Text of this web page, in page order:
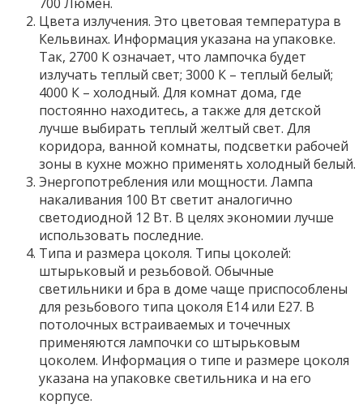
Цвета излучения. Это цветовая температура в
Кельвинах. Информация указана на упаковке.
Так, 2700 К означает, что лампочка будет
излучать теплый свет; 3000 К – теплый белый;
4000 К – холодный. Для комнат дома, где
постоянно находитесь, а также для детской
лучше выбирать теплый желтый свет. Для
коридора, ванной комнаты, подсветки рабочей
зоны в кухне можно применять холодный белый.
Энергопотребления или мощности. Лампа
накаливания 100 Вт светит аналогично
светодиодной 12 Вт. В целях экономии лучше
использовать последние.
Типа и размера цоколя. Типы цоколей:
штырьковый и резьбовой. Обычные
светильники и бра в доме чаще приспособлены
для резьбового типа цоколя Е14 или Е27. В
потолочных встраиваемых и точечных
применяются лампочки со штырьковым
цоколем. Информация о типе и размере цоколя
указана на упаковке светильника и на его
корпусе.